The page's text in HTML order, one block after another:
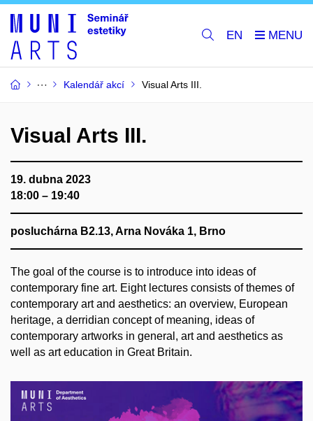
EN
Kalendář akcí Visual Arts III.
Visual Arts III.
19. dubna 2023
18:00 – 19:40
posluchárna B2.13, Arna Nováka 1, Brno
The goal of the course is to introduce into ideas of
contemporary fine art. Eight lectures consists of themes of
contemporary art and aesthetics: an overview, European
heritage, a derridian concept of meaning, ideas of
contemporary artworks in general, art and aesthetics as
well as art education in Great Britain.